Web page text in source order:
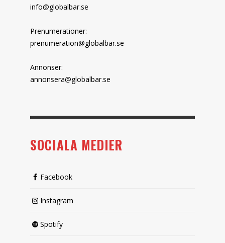
info@globalbar.se
Prenumerationer:
prenumeration@globalbar.se
Annonser:
annonsera@globalbar.se
SOCIALA MEDIER
Facebook
Instagram
Spotify